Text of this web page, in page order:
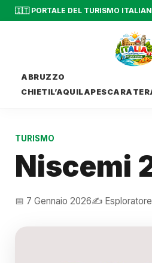
🇮🇹 PORTALE DEL TURISMO
ABRUZZO
CHIETIL’AQUILAPESCARA
TURISMO
Niscemi
📅 7 Gennaio 2026✍️ Esploratore